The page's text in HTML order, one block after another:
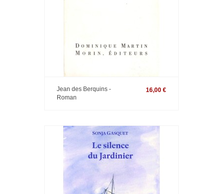
Jean des Berquins -
Roman
16,00 €